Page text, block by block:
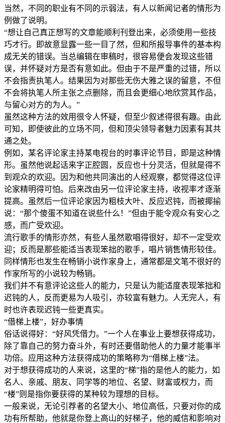
当然，不同的职业有不同的示弱法，有人以新闻记者的情形为
例做了说明。
“想让自己真正想写的文章能顺利刊登出来，必须使用一些技
巧才行。即故意显露一些一目了然，但和所报导事件的基本构
成无关的错误。当总编辑在审稿时，很容易便会发现这些错
误，并怀疑对方是否有意如此。但由于不是严重的过错，所以
不会指责执笔人。结果因为对那些无伤大雅之误的留意，不但
不会将执笔人所主张之点删除，而且会更细心地欣赏其作品，
与留心对方的为人。”
虽然这种方法的效用很令人怀疑，但至少叙述得很有趣。由此
可知，即使彼此的立场不同，但和顶尖领导者魅力因素有其共
通之处。
例如，某名评论家主持某电视台的时事评论节目，即是这种情
形。虽然他说起话来字正腔圆，反应也十分灵活，但就是得不
到观众的欢迎。因为和他共同演出的人经观察，都觉得这位评
论家精明得可怕。后来改由另一位评论家主持，收视率才逐渐
提高。虽然后一位评论家因为粗枝大叶、反应迟钝，而被揶揄
说：“那个傻蛋不知道在说些什么！”但由于能令观众有安心之
感，而广受欢迎。
流行歌手的情形亦然，有些人虽然歌唱得很好，却不一定受欢
迎；反而是那些能适当表现笨拙的歌手，唱片销售情形较佳。
同样情形也发生在畅销小说作家身上，通常都是文笔不很好的
作家所写的小说较为畅销。
我们并不有意评论这些人的能力，只是认为能适度表现笨拙和
迟钝的人，反而更易为人吸引，亦较富有魅力。人无完人，有
时也许表现迟钝一些更真实。
“借梯上楼”，好办事情
俗话说得好：“好风凭借力。”一个人在事业上要想获得成功，
除了靠自己的努力奋斗外，有时还要借助他人的力量才能事半
功倍。应用这种方法获得成功的策略称为“借梯上楼”法。
对于想获得成功的人来说，这里的“梯”指的是他人的能力，如
名人、亲戚、朋友、同学等的地位、名望、财富或权力，而
“楼”则是指你要获得的某种较为理想的目标。
一般来说，无论引荐者的名望大小、地位高低，只要对你的成
功有所帮助，他就是你登上高山的好梯子，他的威信和影响对